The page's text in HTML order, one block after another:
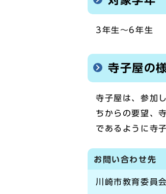
3年生～6年生
寺子屋の
寺子屋は、参加
ちからの要望、
であるように寺
お問い合わせ先
川崎市教育委員